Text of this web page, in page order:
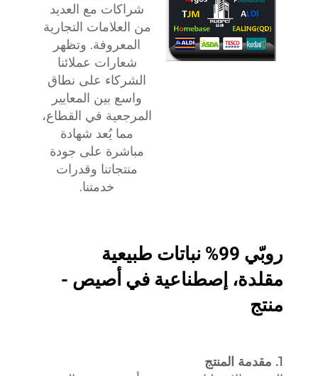
شراكات مع العديد
من العلامات التجارية
المعروفة. وتظهر
شعارات عملائنا
الشركاء على نطاق
واسع بين المعايير
المرجعية في القطاع،
مما يُعد شهادة
مباشرة على جودة
منتجاتنا وقدرات
خدمتنا.
روبّي 99% نباتات طبيعية
مقلدة، إصطناعية في أصيص -
منتج
1. مقدمة المنتج